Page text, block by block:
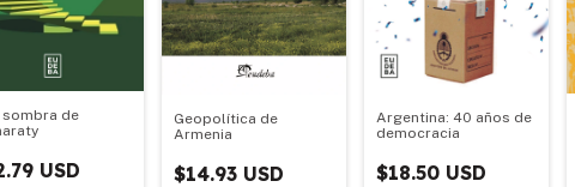
sombra de
USD
Geopolítica de
Armenia
$14.93 USD
Argentina: 40 años de
democracia
$18.50 USD